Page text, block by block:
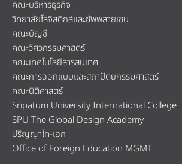
คณะบริหารธุรกิจ
วิทยาลัยโลจิสติกส์และซัพพลายเชน
คณะบัญชี
คณะวิศวกรรมศาสตร์
คณะเทคโนโลยีสารสนเทศ
คณะการออกแบบและสถาปัตยกรรมศาสตร์
คณะนิติศาสตร์
Sripatum University International College
SPU The Global Design Academy
ปริญญาโท-เอก
Office of Foreign Education MGMT